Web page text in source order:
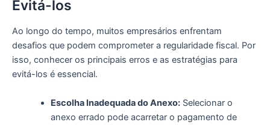
Evitá-los
Ao longo do tempo, muitos empresários enfrentam
desafios que podem comprometer a regularidade fiscal. Por
isso, conhecer os principais erros e as estratégias para
evitá-los é essencial.
Escolha Inadequada do Anexo:Selecionar o
anexo errado pode acarretar o pagamento de